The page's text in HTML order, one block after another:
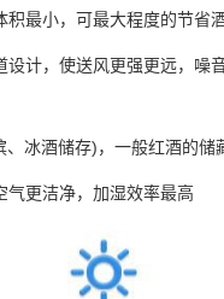
最小，可最大程度的节省
，使送风更强更远，噪
冰酒储存)，一般红酒的储
气更洁净，加湿效率最高